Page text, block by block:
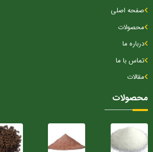
صفحه اصلی
محصولات
درباره ما
تماس با ما
مقالات
محصولات